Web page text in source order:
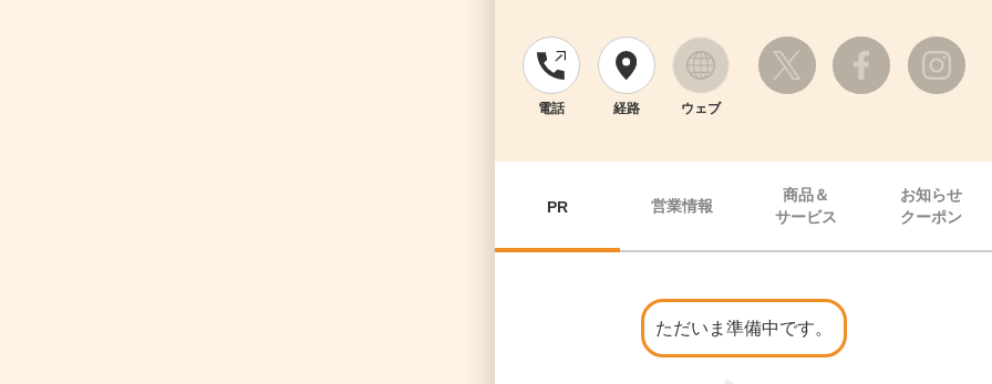
電話 経路 ウェブ
PR 営業情報
商品＆
サービス
お知らせ
クーポン
ただいま準備中です。